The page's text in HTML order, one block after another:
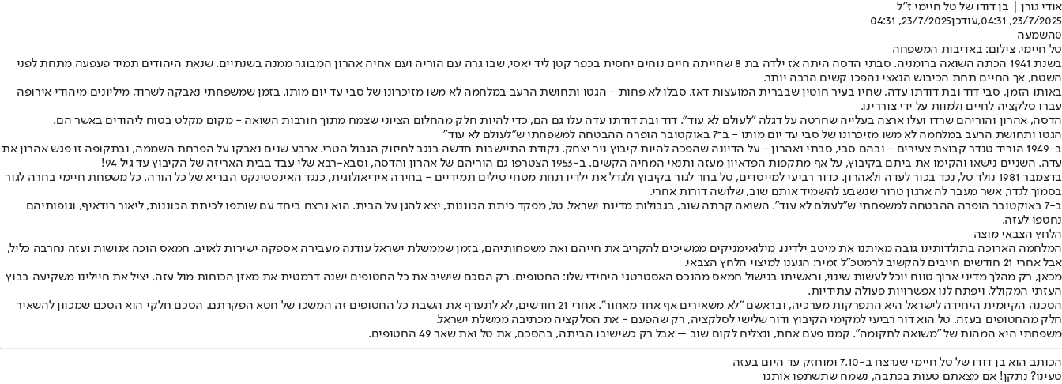
אודי גורן | בן דודו של טל חיימי ז"ל
23/7/2025, 04:31
,עודכן23/7/2025, 04:31
0השמעה
טל חיימי, צילום: באדיבות המשפחה
בשנת 1941 הכתה השואה ברומניה. סבתי הדסה היתה אז ילדה בת 8 שחייתה חיים נוחים יחסית בכפר קטן ליד יאסי, שבו גרה עם הוריה ועם אחיה אהרון המבוגר ממנה בשנתיים. שנאת היהודים תמיד פעפעה מתחת לפני
השטח, אך החיים תחת הכיבוש הנאצי נהפכו קשים הרבה יותר.
באותו הזמן, סבי דוד ובת דודתו עדה, שחיו בעיר חוטין שבברית המועצות דאז, סבלו לא פחות - הגטו ותחושת הרעב במלחמה לא משו מזיכרונו של סבי עד יום מותו. בזמן שמשפחתי נאבקה לשרוד, מיליונים מיהודי אירופה
עברו סלקציה לחיים ולמוות על ידי צוררינו.
הדסה, אהרון והוריהם שרדו ועלו ארצה בעלייה שחרטה על דגלה "לעולם לא עוד". דוד ובת דודתו עדה עלו גם הם, כדי להיות חלק מהחלום הציוני שצמח מתוך חורבות השואה - מקום מקלט בטוח ליהודים באשר הם.
הגטו ותחושת הרעב במלחמה לא משו מזיכרונו של סבי עד יום מותו - ב־7 באוקטובר הופרה ההבטחה למשפחתי ש"לעולם לא עוד"
ב-1949 הוריד טנדר קבוצת צעירים - ובהם סבי, סבתי ואהרון - על הדיונה שהפכה להיות קיבוץ ניר יצחק, נקודת התיישבות חדשה בנגב לחיזוק הגבול הטרי. ארבע שנים נאבקו על הפרחת השממה, ובתקופה זו פגש אהרון את
עדה. השניים נישאו והקימו את ביתם בקיבוץ, על אף מתקפות הפדאיון מעזה ותנאי המחיה הקשים. ב-1953 הצטרפו גם הוריהם של אהרון והדסה, וסבא-רבא שלי עבד בבית האריזה של הקיבוץ עד גיל 94!
בדצמבר 1981 נולד טל, נכד בכור לעדה ולאהרון. כדור רביעי למייסדים, טל בחר לגור בקיבוץ ולגדל את ילדיו תחת מטחי טילים תמידיים - בחירה אידיאולוגית, כנגד האינסטינקט הבריא של כל הורה. כל משפחת חיימי בחרה לגור
בסמוך לגדר, אשר מעבר לה ארגון טרור שנשבע להשמיד אותם שוב, שלושה דורות אחרי.
ב-7 באוקטובר הופרה ההבטחה למשפחתי ש"לעולם לא עוד". השואה קרתה שוב, בגבולות מדינת ישראל. טל, מפקד כיתת הכוננות, יצא להגן על הבית. הוא נרצח ביחד עם שותפו לכיתת הכוננות, ליאור רודאיף, וגופותיהם
נחטפו לעזה.
הלחץ הצבאי מוצה
המלחמה הארוכה בתולדותינו גובה מאיתנו את מיטב ילדינו. מילואימניקים ממשיכים להקריב את חייהם ואת משפחותיהם, בזמן שממשלת ישראל עודנה מעבירה אספקה ישירות לאויב. חמאס הוכה אנושות ועזה נחרבה כליל,
אבל אחרי 21 חודשים חייבים להקשיב לרמטכ"ל זמיר: הגענו למיצוי הלחץ הצבאי.
מכאן, רק מהלך מדיני ארוך טווח יוכל לעשות שינוי, וראשיתו בנישול חמאס מהנכס האסטרטגי היחידי שלו: החטופים. רק הסכם שישיב את כל החטופים ישנה דרמטית את מאזן הכוחות מול עזה, יציל את חיילינו משקיעה בבוץ
העזתי המקולל, ויפתח לנו אפשרויות פעולה עתידיות.
הסכנה הקיומית היחידה לישראל היא התפרקות מערכיה, ובראשם "לא משאירים אף אחד מאחור". אחרי 21 חודשים, לא לתעדף את השבת כל החטופים זה המשכו של חטא הפקרתם. הסכם חלקי הוא הסכם שמכוון להשאיר
חלק מהחטופים בעזה. טל הוא דור רביעי למקימי הקיבוץ ודור שלישי לסלקציה, רק שהפעם - את הסלקציה מכתיבה ממשלת ישראל.
משפחתי היא המהות של "משואה לתקומה". קמנו פעם אחת, ונצליח לקום שוב – אבל רק כשישיבו הביתה, בהסכם, את טל ואת שאר 49 החטופים.
הכותב הוא בן דודו של טל חיימי שנרצח ב-7.10 ומוחזק עד היום בעזה
טעינו? נתקן! אם מצאתם טעות בכתבה, נשמח שתשתפו אותנו